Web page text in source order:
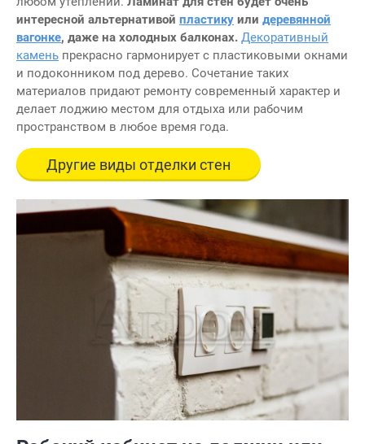
интересной альтернативой пластику или деревянной
вагонке, даже на холодных балконах. Декоративный
камень прекрасно гармонирует с пластиковыми окнами
и подоконником под дерево. Сочетание таких
материалов придают ремонту современный характер и
делает лоджию местом для отдыха или рабочим
пространством в любое время года.
Другие виды отделки стен